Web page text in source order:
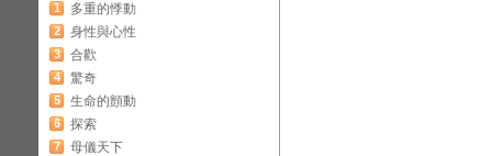
1 多重的悸動
2 身性與心性
3 合歡
4 驚奇
5 生命的顫動
6 探索
7 母儀天下